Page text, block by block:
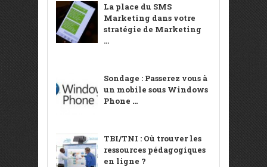
La place du SMS
Marketing dans votre
stratégie de Marketing
...
Sondage : Passerez vous à
un mobile sous Windows
Phone ...
TBI/TNI : Où trouver les
ressources pédagogiques
en ligne ?